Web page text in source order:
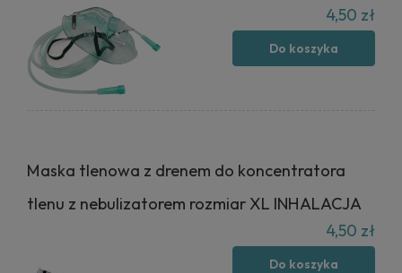
4,50 zł
Do koszyka
Maska tlenowa z drenem do koncentratora
tlenu z nebulizatorem rozmiar XL INHALACJA
4,50 zł
Do koszyka